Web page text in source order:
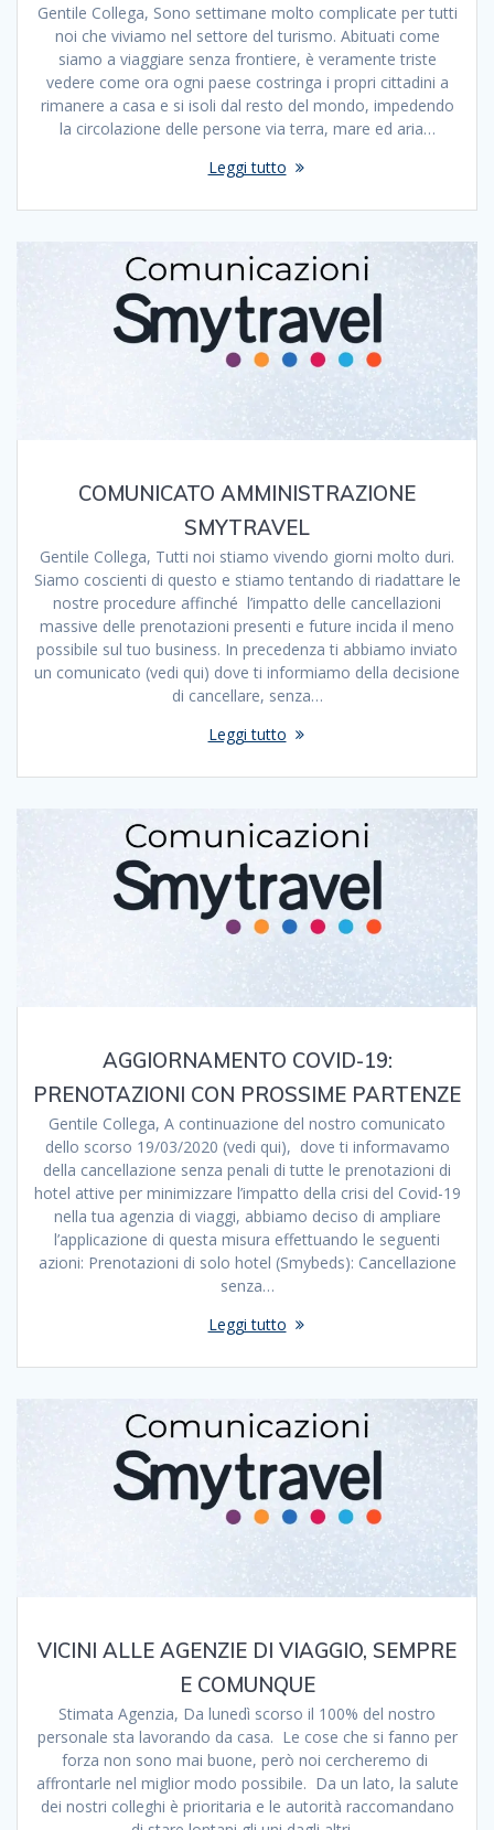
Gentile Collega, Sono settimane molto complicate per tutti
noi che viviamo nel settore del turismo. Abituati come
siamo a viaggiare senza frontiere, è veramente triste
vedere come ora ogni paese costringa i propri cittadini a
rimanere a casa e si isoli dal resto del mondo, impedendo
la circolazione delle persone via terra, mare ed aria…
Leggi tutto
COMUNICATO AMMINISTRAZIONE
SMYTRAVEL
Gentile Collega, Tutti noi stiamo vivendo giorni molto duri.
Siamo coscienti di questo e stiamo tentando di riadattare le
nostre procedure affinché l’impatto delle cancellazioni
massive delle prenotazioni presenti e future incida il meno
possibile sul tuo business. In precedenza ti abbiamo inviato
un comunicato (vedi qui) dove ti informiamo della decisione
di cancellare, senza…
Leggi tutto
AGGIORNAMENTO COVID-19:
PRENOTAZIONI CON PROSSIME PARTENZE
Gentile Collega, A continuazione del nostro comunicato
dello scorso 19/03/2020 (vedi qui), dove ti informavamo
della cancellazione senza penali di tutte le prenotazioni di
hotel attive per minimizzare l’impatto della crisi del Covid-19
nella tua agenzia di viaggi, abbiamo deciso di ampliare
l’applicazione di questa misura effettuando le seguenti
azioni: Prenotazioni di solo hotel (Smybeds): Cancellazione
senza…
Leggi tutto
VICINI ALLE AGENZIE DI VIAGGIO, SEMPRE
E COMUNQUE
Stimata Agenzia, Da lunedì scorso il 100% del nostro
personale sta lavorando da casa. Le cose che si fanno per
forza non sono mai buone, però noi cercheremo di
affrontarle nel miglior modo possibile. Da un lato, la salute
dei nostri colleghi è prioritaria e le autorità raccomandano